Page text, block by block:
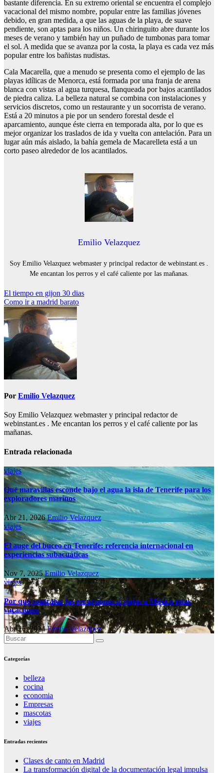
bastante diferencia. En su extremo oriental se encuentra el complejo
vacacional del mismo nombre, popular entre las familias jóvenes
debido, en gran medida, a que las aguas de la playa, de suave
pendiente, son aptas para los niños. Un chiringuito abre durante los
meses de verano y también hay un puñado de tumbonas para tomar
el sol. A medida que se avanza por la costa, la playa es cada vez más
popular entre los bañistas nudistas.
Cala Macarella, que a menudo se presenta como el ejemplo de las
playas idílicas de Menorca, está formada por una franja de arena
blanca con vistas al agua turquesa, flanqueada por bajos acantilados
de piedra caliza. La belleza natural se combina con instalaciones y
servicios discretos, como un restaurante y un socorrista de verano.
Está a 20 minutos a pie por un sendero forestal desde el
aparcamiento, aunque éste cierra en temporada alta, por lo que es
mejor organizar los traslados de ida y vuelta con antelación. Para un
lugar aún más aislado, la bahía gemela de Macarelleta está a un
corto paseo alrededor de los acantilados.
Emilio Velazquez
Soy Emilio Velazquez webmaster y principal redactor de webinstant.es .
Me encantan los perros y el café caliente por las mañanas.
Navegación
de
entradas
El tiempo en gijon 30 dias
Como ir a madrid barato
Por Emilio Velazquez
Soy Emilio Velazquez webmaster y principal redactor de
webinstant.es . Me encantan los perros y el café caliente por las
mañanas.
Entrada relacionada
viajes
Qué maravillas esconde bajo el agua la isla de Tenerife para los
exploradores marinos
Abr 21, 2026Emilio Velazquez
viajes
El auge del buceo en Tenerife: referencia internacional en
experiencias subacuáticas
Nov 7, 2025Emilio Velazquez
viajes
Por qué contratar las excursiones si viajas a México estas
vacaciones
Abr 26, 2024Emilio Velazquez
Categorías
belleza
cocina
economia
Empresas
mascotas
viajes
Entradas recientes
Clases de canto en Madrid
La transformación digital de la documentación legal impulsa